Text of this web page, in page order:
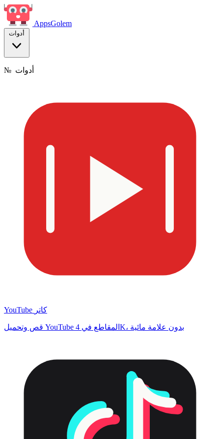
AppsGolem
أدوات
№ أدوات
YouTube كاتر
قص وتحميل YouTube المقاطع في 4K، بدون علامة مائية